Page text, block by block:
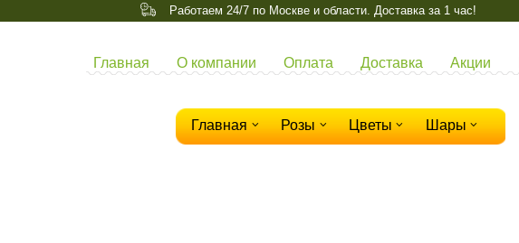
Работаем 24/7 по Москве и области. Доставка за 1 час!
Главная О компании Оплата Доставка Акции
Главная Розы Цветы Шары